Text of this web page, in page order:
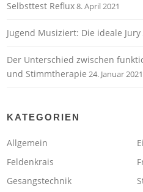
Selbsttest Reflux8. April 2021
Jugend Musiziert: Die ideale Jury
Der Unterschied zwischen
und Stimmtherapie 24. Januar 2021
KATEGORIEN
Allgemein
Feldenkrais
Gesangstechnik